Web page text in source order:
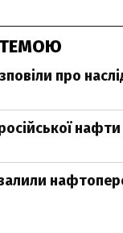
ТЕМОЮ
про